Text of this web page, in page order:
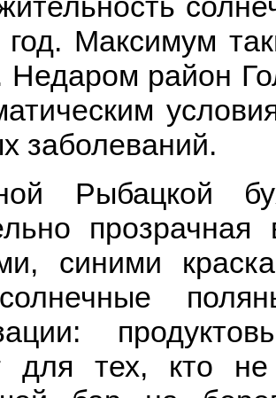
год. Максимум
Недаром район
заболеваний.
Рыбацкой
синими
для тех, кто